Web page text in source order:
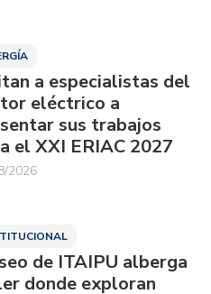
a especialistas del
eléctrico a
sus trabajos
el XXI ERIAC 2027
2026
de ITAIPU alberga
donde exploran